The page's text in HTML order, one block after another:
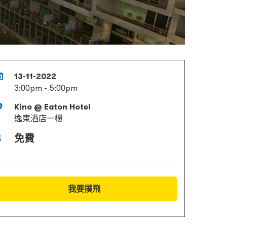
13-11-2022
3:00pm - 5:00pm
Kino @ Eaton Hotel
逸東酒店一樓
免費
我要撲飛